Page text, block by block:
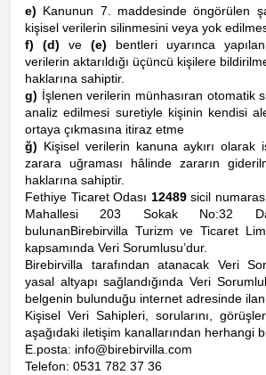
e) Kanunun 7. maddesinde öngörülen
kişisel verilerin silinmesini veya yok
f)
(d) ve (e) bentleri uyarınca
verilerin aktarıldığı üçüncü kişilere
haklarına sahiptir.
g) İşlenen verilerin münhasıran otomatik
analiz edilmesi suretiyle kişinin kendisi
ortaya çıkmasına itiraz etme
ğ) Kişisel verilerin kanuna aykırı olarak
zarara uğraması hâlinde zararın
haklarına sahiptir.
Fethiye Ticaret Odası 12489sicil
Mahallesi 203 Sokak No:32
bulunanBirebirvilla Turizm ve Ticaret
kapsamında Veri Sorumlusu’dur.
Birebirvilla tarafından atanacak Veri
yasal altyapı sağlandığında Veri
belgenin bulunduğu internet adresinde ilan
Kişisel Veri Sahipleri, sorularını,
aşağıdaki iletişim kanallarından herhangi
E.posta: info@birebirvilla.com
Telefon: 0531 782 37 36